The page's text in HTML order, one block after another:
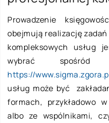
Prowadzenie
obejmują realizację
kompleksowych usług
wybrać
https://
usług może być
formach, przykładowo
albo ze wspólnikami,